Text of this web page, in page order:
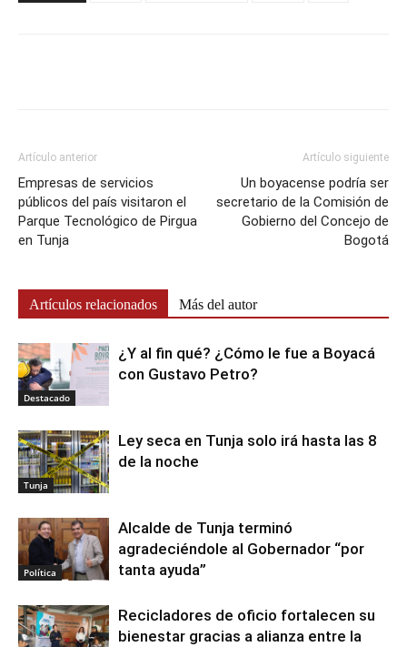
Artículo anterior
Empresas de servicios
públicos del país visitaron el
Parque Tecnológico de Pirgua
en Tunja
Artículo siguiente
Un boyacense podría ser
secretario de la Comisión de
Gobierno del Concejo de
Bogotá
Artículos relacionados Más del autor
Destacado
¿Y al fin qué? ¿Cómo le fue a Boyacá
con Gustavo Petro?
Tunja
Ley seca en Tunja solo irá hasta las 8
de la noche
Política
Alcalde de Tunja terminó
agradeciéndole al Gobernador “por
tanta ayuda”
Recicladores de oficio fortalecen su
bienestar gracias a alianza entre la